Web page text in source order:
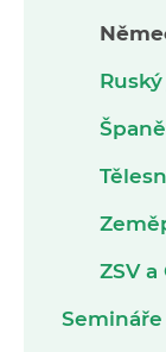
ZSV
Semináře